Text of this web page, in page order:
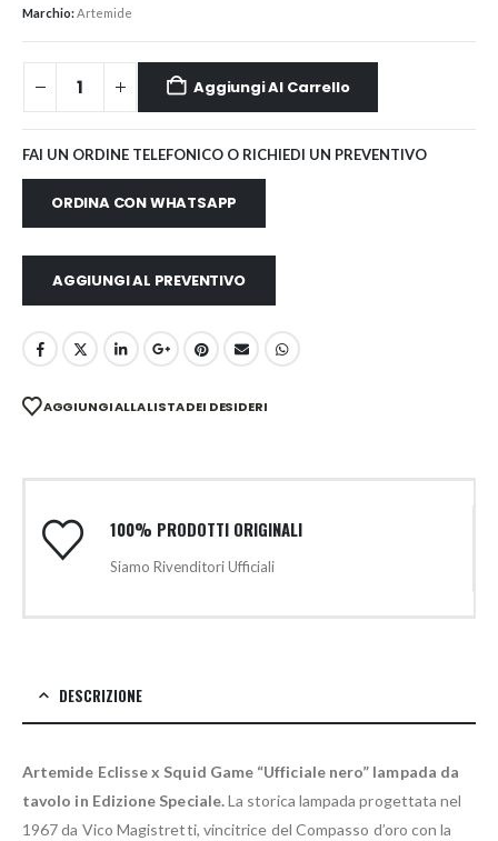
Marchio:Artemide
Aggiungi Al Carrello
FAI UN ORDINE TELEFONICO O RICHIEDI UN PREVENTIVO
ORDINA CON WHATSAPP
AGGIUNGI AL PREVENTIVO
AGGIUNGI ALLA LISTA DEI DESIDERI
100% PRODOTTI ORIGINALI
Siamo Rivenditori Ufficiali
DESCRIZIONE
Artemide Eclisse x Squid Game “Ufficiale nero” lampada da
tavolo in Edizione Speciale.La storica lampada progettata nel
1967 da Vico Magistretti, vincitrice del Compasso d’oro con la